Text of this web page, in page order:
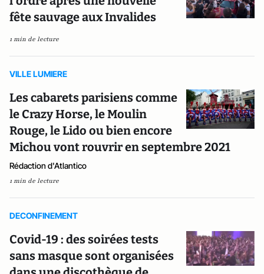
fête sauvage aux Invalides
1 min de lecture
VILLE LUMIERE
Les cabarets parisiens comme
le Crazy Horse, le Moulin
Rouge, le Lido ou bien encore
Michou vont rouvrir en septembre 2021
Rédaction d'Atlantico
1 min de lecture
DECONFINEMENT
Covid-19 : des soirées tests
sans masque sont organisées